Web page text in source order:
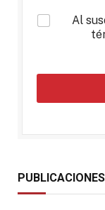
*
Al